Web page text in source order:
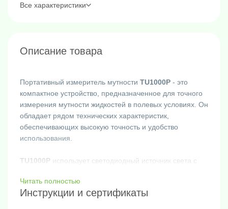
Все характеристики
Описание товара
Портативный измеритель мутности TU1000P - это
компактное устройство, предназначенное для точного
измерения мутности жидкостей в полевых условиях. Он
обладает рядом технических характеристик,
обеспечивающих высокую точность и удобство
использования.
TU1000P использует светодиодный источник света с
постоянный источник света для более высокой
точности измерений.
Читать полностью
Инструкции и сертификаты